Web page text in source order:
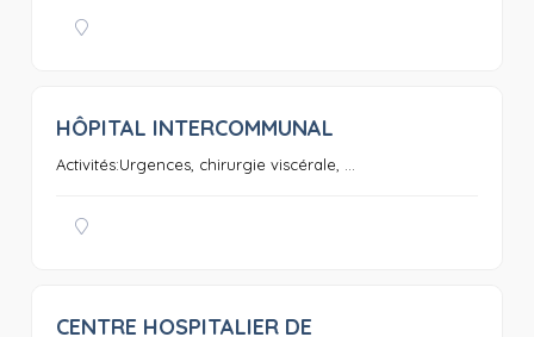
HÔPITAL INTERCOMMUNAL
Activités:Urgences, chirurgie viscérale, ...
CENTRE HOSPITALIER DE